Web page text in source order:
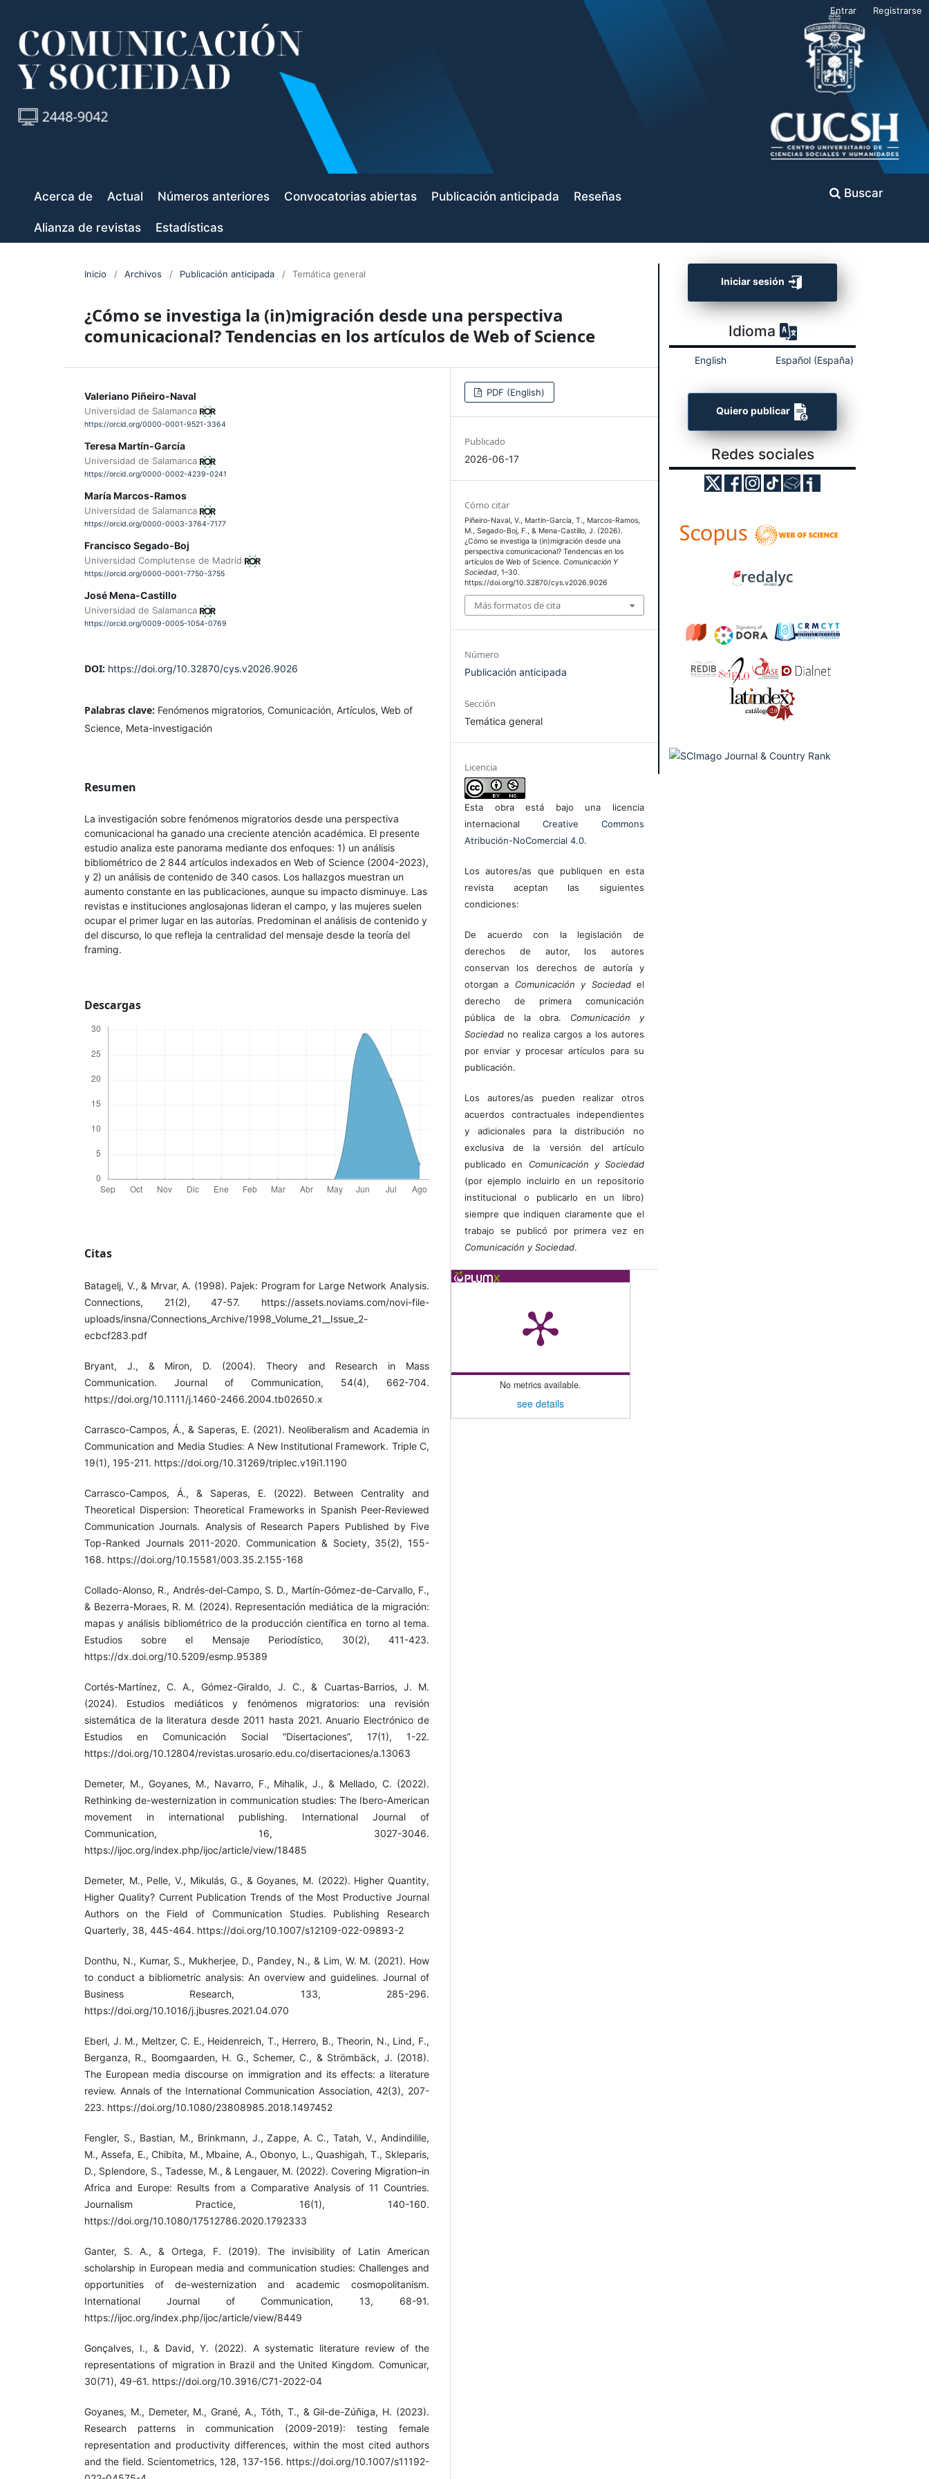
Acerca de Actual Números anteriores Convocatorias abiertas Publicación anticipada Reseñas
Alianza de revistas Estadísticas
Buscar
Entrar Registrarse
Inicio / Archivos / Publicación anticipada / Temática general
¿Cómo se investiga la (in)migración desde una perspectiva
comunicacional? Tendencias en los artículos de Web of Science
Valeriano Piñeiro-Naval
Universidad de Salamanca
https://orcid.org/0000-0001-9521-3364
Teresa Martín-García
Universidad de Salamanca
https://orcid.org/0000-0002-4239-0241
María Marcos-Ramos
Universidad de Salamanca
https://orcid.org/0000-0003-3764-7177
Francisco Segado-Boj
Universidad Complutense de Madrid
https://orcid.org/0000-0001-7750-3755
José Mena-Castillo
Universidad de Salamanca
https://orcid.org/0009-0005-1054-0769
DOI: https://doi.org/10.32870/cys.v2026.9026
Palabras clave: Fenómenos migratorios, Comunicación, Artículos, Web of
Science, Meta-investigación
Resumen
La investigación sobre fenómenos migratorios desde una perspectiva
comunicacional ha ganado una creciente atención académica. El presente
estudio analiza este panorama mediante dos enfoques: 1) un análisis
bibliométrico de 2 844 artículos indexados en Web of Science (2004-2023),
y 2) un análisis de contenido de 340 casos. Los hallazgos muestran un
aumento constante en las publicaciones, aunque su impacto disminuye. Las
revistas e instituciones anglosajonas lideran el campo, y las mujeres suelen
ocupar el primer lugar en las autorías. Predominan el análisis de contenido y
del discurso, lo que refleja la centralidad del mensaje desde la teoría del
framing.
Descargas
Citas
Batagelj, V., & Mrvar, A. (1998). Pajek: Program for Large Network Analysis.
Connections, 21(2), 47-57. https://assets.noviams.com/novi-file-
uploads/insna/Connections_Archive/1998_Volume_21__Issue_2-
ecbcf283.pdf
Bryant, J., & Miron, D. (2004). Theory and Research in Mass
Communication. Journal of Communication, 54(4), 662-704.
https://doi.org/10.1111/j.1460-2466.2004.tb02650.x
Carrasco-Campos, Á., & Saperas, E. (2021). Neoliberalism and Academia in
Communication and Media Studies: A New Institutional Framework. Triple C,
19(1), 195-211. https://doi.org/10.31269/triplec.v19i1.1190
Carrasco-Campos, Á., & Saperas, E. (2022). Between Centrality and
Theoretical Dispersion: Theoretical Frameworks in Spanish Peer-Reviewed
Communication Journals. Analysis of Research Papers Published by Five
Top-Ranked Journals 2011-2020. Communication & Society, 35(2), 155-
168. https://doi.org/10.15581/003.35.2.155-168
Collado-Alonso, R., Andrés-del-Campo, S. D., Martín-Gómez-de-Carvallo, F.,
& Bezerra-Moraes, R. M. (2024). Representación mediática de la migración:
mapas y análisis bibliométrico de la producción científica en torno al tema.
Estudios sobre el Mensaje Periodístico, 30(2), 411-423.
https://dx.doi.org/10.5209/esmp.95389
Cortés-Martínez, C. A., Gómez-Giraldo, J. C., & Cuartas-Barrios, J. M.
(2024). Estudios mediáticos y fenómenos migratorios: una revisión
sistemática de la literatura desde 2011 hasta 2021. Anuario Electrónico de
Estudios en Comunicación Social “Disertaciones”, 17(1), 1-22.
https://doi.org/10.12804/revistas.urosario.edu.co/disertaciones/a.13063
Demeter, M., Goyanes, M., Navarro, F., Mihalik, J., & Mellado, C. (2022).
Rethinking de-westernization in communication studies: The Ibero-American
movement in international publishing. International Journal of
Communication, 16, 3027-3046.
https://ijoc.org/index.php/ijoc/article/view/18485
Demeter, M., Pelle, V., Mikulás, G., & Goyanes, M. (2022). Higher Quantity,
Higher Quality? Current Publication Trends of the Most Productive Journal
Authors on the Field of Communication Studies. Publishing Research
Quarterly, 38, 445-464. https://doi.org/10.1007/s12109-022-09893-2
Donthu, N., Kumar, S., Mukherjee, D., Pandey, N., & Lim, W. M. (2021). How
to conduct a bibliometric analysis: An overview and guidelines. Journal of
Business Research, 133, 285-296.
https://doi.org/10.1016/j.jbusres.2021.04.070
Eberl, J. M., Meltzer, C. E., Heidenreich, T., Herrero, B., Theorin, N., Lind, F.,
Berganza, R., Boomgaarden, H. G., Schemer, C., & Strömbäck, J. (2018).
The European media discourse on immigration and its effects: a literature
review. Annals of the International Communication Association, 42(3), 207-
223. https://doi.org/10.1080/23808985.2018.1497452
Fengler, S., Bastian, M., Brinkmann, J., Zappe, A. C., Tatah, V., Andindilile,
M., Assefa, E., Chibita, M., Mbaine, A., Obonyo, L., Quashigah, T., Skleparis,
D., Splendore, S., Tadesse, M., & Lengauer, M. (2022). Covering Migration–in
Africa and Europe: Results from a Comparative Analysis of 11 Countries.
Journalism Practice, 16(1), 140-160.
https://doi.org/10.1080/17512786.2020.1792333
Ganter, S. A., & Ortega, F. (2019). The invisibility of Latin American
scholarship in European media and communication studies: Challenges and
opportunities of de-westernization and academic cosmopolitanism.
International Journal of Communication, 13, 68-91.
https://ijoc.org/index.php/ijoc/article/view/8449
Gonçalves, I., & David, Y. (2022). A systematic literature review of the
representations of migration in Brazil and the United Kingdom. Comunicar,
30(71), 49-61. https://doi.org/10.3916/C71-2022-04
Goyanes, M., Demeter, M., Grané, A., Tóth, T., & Gil-de-Zúñiga, H. (2023).
Research patterns in communication (2009-2019): testing female
representation and productivity differences, within the most cited authors
and the field. Scientometrics, 128, 137-156. https://doi.org/10.1007/s11192-
PDF (English)
Publicado
2026-06-17
Cómo citar
Piñeiro-Naval, V., Martín-García, T., Marcos-Ramos,
M., Segado-Boj, F., & Mena-Castillo, J. (2026).
¿Cómo se investiga la (in)migración desde una
perspectiva comunicacional? Tendencias en los
artículos de Web of Science.Comunicación Y
Sociedad, 1–30.
https://doi.org/10.32870/cys.v2026.9026
Más formatos de cita
Número
Publicación anticipada
Sección
Temática general
Licencia
Esta obra está bajo una licencia
internacional Creative Commons
Atribución-NoComercial 4.0.
Los autores/as que publiquen en esta
revista aceptan las siguientes
condiciones:
De acuerdo con la legislación de
derechos de autor, los autores
conservan los derechos de autoría y
otorgan a Comunicación y Sociedadel
derecho de primera comunicación
pública de la obra. Comunicación y
Sociedad no realiza cargos a los autores
por enviar y procesar artículos para su
publicación.
Los autores/as pueden realizar otros
acuerdos contractuales independientes
y adicionales para la distribución no
exclusiva de la versión del artículo
publicado en Comunicación y Sociedad
(por ejemplo incluirlo en un repositorio
institucional o publicarlo en un libro)
siempre que indiquen claramente que el
trabajo se publicó por primera vez en
Comunicación y Sociedad.
No metrics available.
see details
Iniciar sesión
Idioma
English Español (España)
Quiero publicar
Redes sociales